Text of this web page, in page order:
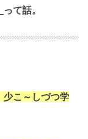
って話。
少こ～しづつ学